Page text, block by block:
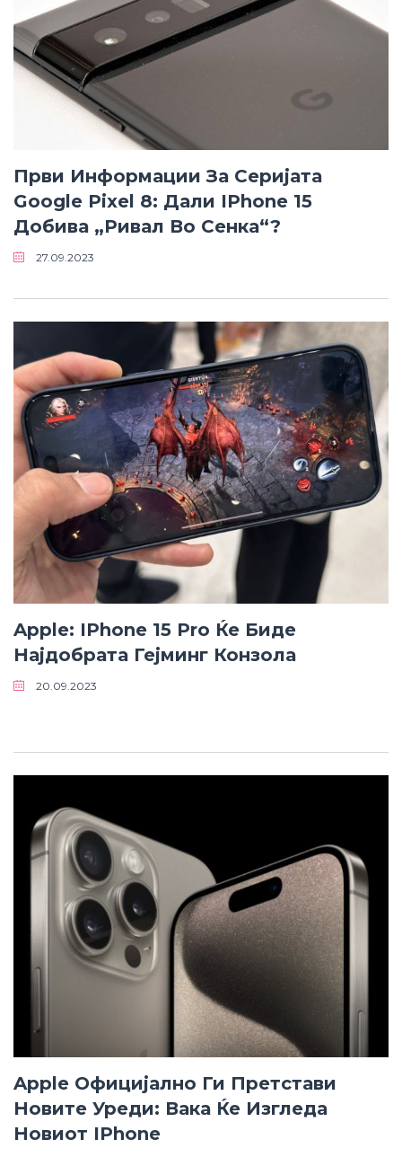
Први Информации За Серијата
Google Pixel 8: Дали IPhone 15
Добива „ривал Во Сенка“?
27.09.2023
Apple: IPhone 15 Pro Ќе Биде
Најдобрата Гејминг Конзола
20.09.2023
Apple Официјално Ги Претстави
Новите Уреди: Вака Ќе Изгледа
Новиот IPhone